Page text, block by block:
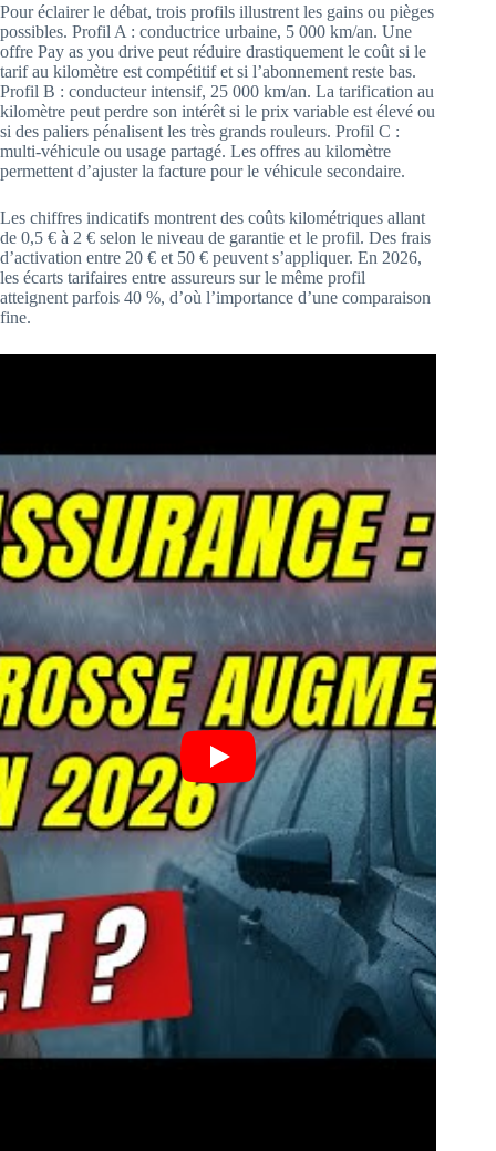
Pour éclairer le débat, trois profils illustrent les gains ou pièges
possibles. Profil A : conductrice urbaine, 5 000 km/an. Une
offre Pay as you drive peut réduire drastiquement le coût si le
tarif au kilomètre est compétitif et si l’abonnement reste bas.
Profil B : conducteur intensif, 25 000 km/an. La tarification au
kilomètre peut perdre son intérêt si le prix variable est élevé ou
si des paliers pénalisent les très grands rouleurs. Profil C :
multi-véhicule ou usage partagé. Les offres au kilomètre
permettent d’ajuster la facture pour le véhicule secondaire.
Les chiffres indicatifs montrent des coûts kilométriques allant
de 0,5 € à 2 € selon le niveau de garantie et le profil. Des frais
d’activation entre 20 € et 50 € peuvent s’appliquer. En 2026,
les écarts tarifaires entre assureurs sur le même profil
atteignent parfois 40 %, d’où l’importance d’une comparaison
fine.